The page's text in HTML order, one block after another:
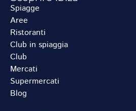
Spiagge
Aree
Ristoranti
Club in spiaggia
Club
Mercati
Supermercati
Blog